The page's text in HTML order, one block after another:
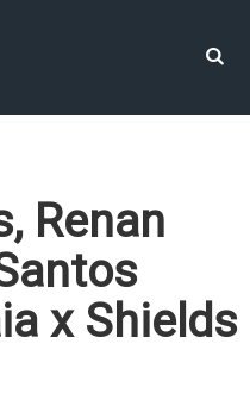
Renan
x Shields